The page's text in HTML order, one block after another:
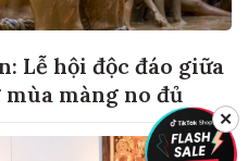
Lễ hội độc đáo giữa
màng no đủ
✕